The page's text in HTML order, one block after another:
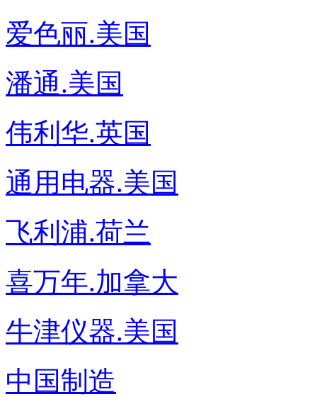
爱色丽.美国
潘通.美国
伟利华.英国
通用电器.美国
飞利浦.荷兰
喜万年.加拿大
牛津仪器.美国
中国制造